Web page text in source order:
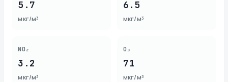
5.7
мкг/м³
6.5
мкг/м³
NO₂
3.2
мкг/м³
O₃
71
мкг/м³